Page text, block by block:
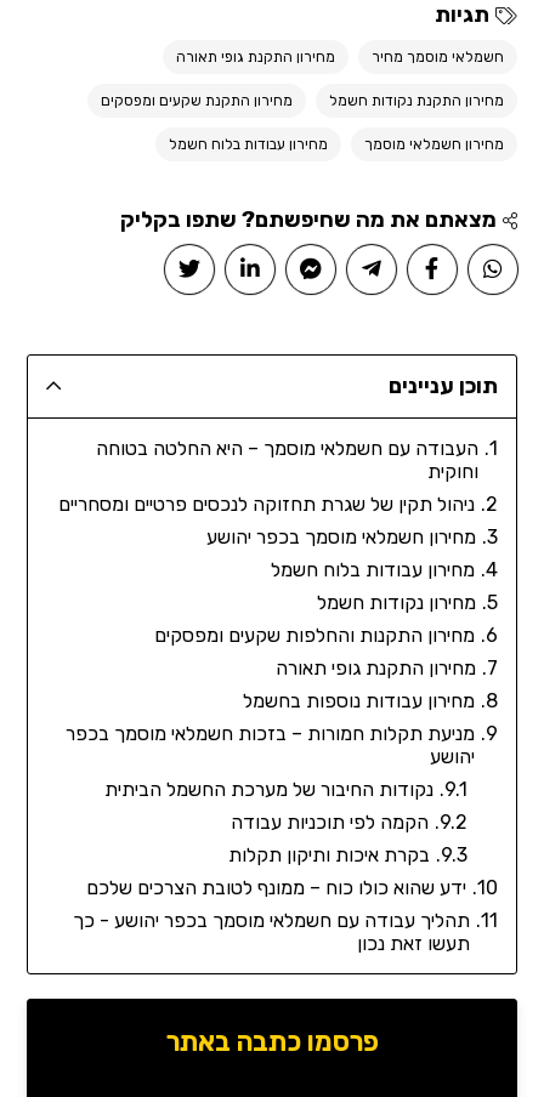
תגיות
חשמלאי מוסמך מחיר מחירון התקנת גופי תאורה
מחירון התקנת נקודות חשמל מחירון התקנת שקעים ומפסקים
מחירון חשמלאי מוסמך מחירון עבודות בלוח חשמל
מצאתם את מה שחיפשתם? שתפו בקליק
תוכן עניינים
העבודה עם חשמלאי מוסמך – היא החלטה בטוחה
וחוקית
ניהול תקין של שגרת תחזוקה לנכסים פרטיים ומסחריים
מחירון חשמלאי מוסמך בכפר יהושע
מחירון עבודות בלוח חשמל
מחירון נקודות חשמל
מחירון התקנות והחלפות שקעים ומפסקים
מחירון התקנת גופי תאורה
מחירון עבודות נוספות בחשמל
מניעת תקלות חמורות – בזכות חשמלאי מוסמך בכפר
יהושע
נקודות החיבור של מערכת החשמל הביתית
הקמה לפי תוכניות עבודה
בקרת איכות ותיקון תקלות
ידע שהוא כולו כוח – ממונף לטובת הצרכים שלכם
תהליך עבודה עם חשמלאי מוסמך בכפר יהושע - כך
תעשו זאת נכון
פרסמו כתבה באתר